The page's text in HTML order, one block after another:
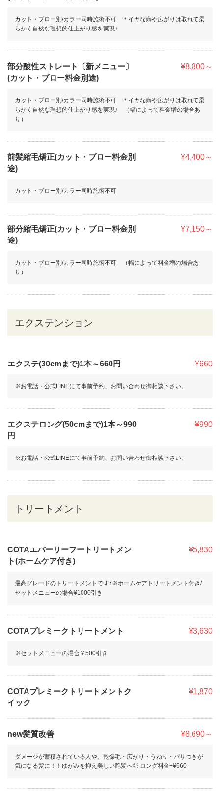
カット・ブロー別/カラー同時施術不可 ＊イヤな癖や広がりは取れて柔
らかく自然な理想的仕上がり感を実現♪
部分酸性ストレート〔新メニュー〕
(カット・ブロー料金別途)
¥8,800～
カット・ブロー別/カラー同時施術不可 ＊イヤな癖や広がりは取れて柔
らかく自然な理想的仕上がり感を実現♪ （幅によって料金増の場合あ
り）
前髪縮毛矯正(カット・ブロー料金別
途)
¥4,400～
カット・ブロー別/カラー同時施術不可
部分縮毛矯正(カット・ブロー料金別
途)
¥7,150～
カット・ブロー別/カラー同時施術不可 （幅によって料金増の場合あ
り）
エクステンション
エクステ(30cmまで)1本～660円 ¥660
※お電話・公式LINEにて事前予約、お問い合わせ御相談下さい。
エクステロング(50cmまで)1本～990
円
¥990
※お電話・公式LINEにて事前予約、お問い合わせ御相談下さい。
トリートメント
COTAエバーリーフートリートメン
ト(ホームケア付き)
¥5,830
最高グレードのトリートメントです♪※ホームケアトリートメント付き/
セットメニューの場合¥1000引き
COTAプレミークトリートメント ¥3,630
※セットメニューの場合￥500引き
COTAプレミークトリートメントク
イック
¥1,870
new髪質改善 ¥8,690～
ダメージが蓄積されている人や、乾燥毛・広がり・うねり・パサつきが
気になる髪に！！ゆがみを抑え美しい艶髪へ◎ ロング料金+¥660